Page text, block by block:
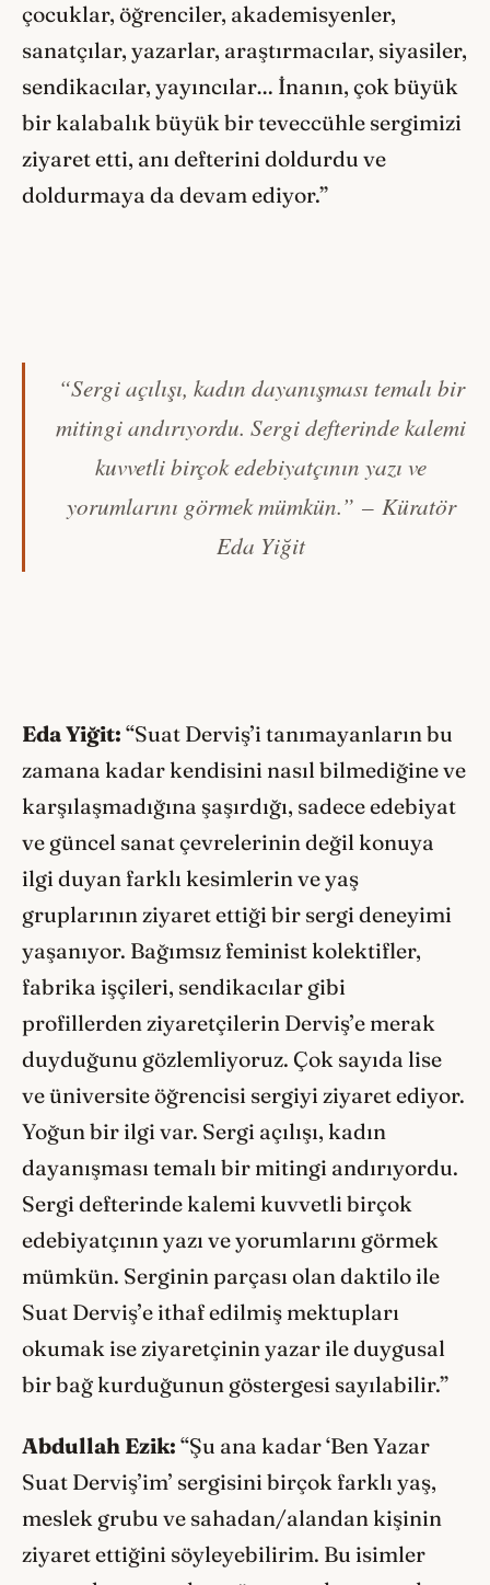
çocuklar, öğrenciler, akademisyenler,
sanatçılar, yazarlar, araştırmacılar, siyasiler,
sendikacılar, yayıncılar… İnanın, çok büyük
bir kalabalık büyük bir teveccühle sergimizi
ziyaret etti, anı defterini doldurdu ve
doldurmaya da devam ediyor.”
“Sergi açılışı, kadın dayanışması temalı bir
mitingi andırıyordu. Sergi defterinde kalemi
kuvvetli birçok edebiyatçının yazı ve
yorumlarını görmek mümkün.” – Küratör
Eda Yiğit
Eda Yiğit: “Suat Derviş’i tanımayanların bu
zamana kadar kendisini nasıl bilmediğine ve
karşılaşmadığına şaşırdığı, sadece edebiyat
ve güncel sanat çevrelerinin değil konuya
ilgi duyan farklı kesimlerin ve yaş
gruplarının ziyaret ettiği bir sergi deneyimi
yaşanıyor. Bağımsız feminist kolektifler,
fabrika işçileri, sendikacılar gibi
profillerden ziyaretçilerin Derviş’e merak
duyduğunu gözlemliyoruz. Çok sayıda lise
ve üniversite öğrencisi sergiyi ziyaret ediyor.
Yoğun bir ilgi var. Sergi açılışı, kadın
dayanışması temalı bir mitingi andırıyordu.
Sergi defterinde kalemi kuvvetli birçok
edebiyatçının yazı ve yorumlarını görmek
mümkün. Serginin parçası olan daktilo ile
Suat Derviş’e ithaf edilmiş mektupları
okumak ise ziyaretçinin yazar ile duygusal
bir bağ kurduğunun göstergesi sayılabilir.”
Abdullah Ezik: “Şu ana kadar ‘Ben Yazar
Suat Derviş’im’ sergisini birçok farklı yaş,
meslek grubu ve sahadan/alandan kişinin
ziyaret ettiğini söyleyebilirim. Bu isimler